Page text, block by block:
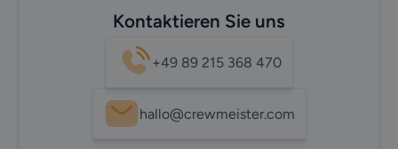
Kontaktieren Sie uns
+49 89 215 368 470
hallo@crewmeister.com